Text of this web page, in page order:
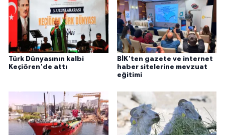
Türk Dünyasının kalbi
Keçiören'de attı
BİK'ten gazete ve internet
haber sitelerine mevzuat
eğitimi